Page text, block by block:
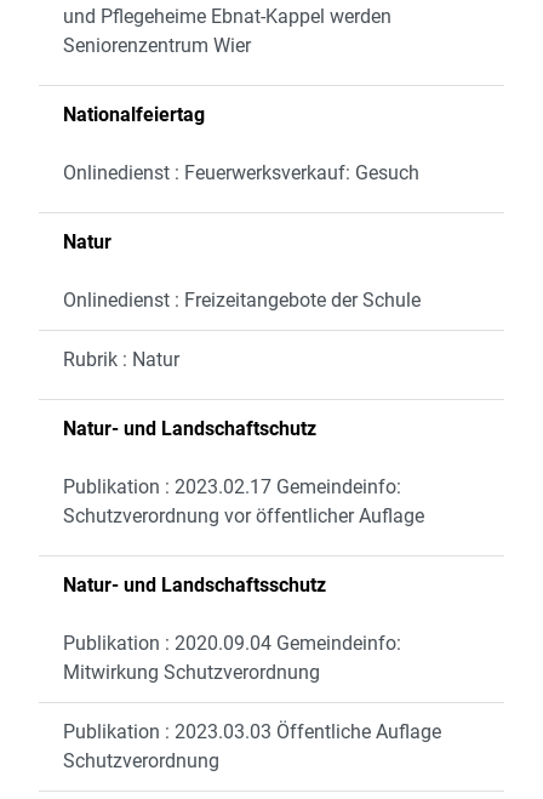
und Pflegeheime Ebnat-Kappel werden
Seniorenzentrum Wier
Nationalfeiertag
Onlinedienst : Feuerwerksverkauf: Gesuch
Natur
Onlinedienst : Freizeitangebote der Schule
Rubrik : Natur
Natur- und Landschaftschutz
Publikation : 2023.02.17 Gemeindeinfo:
Schutzverordnung vor öffentlicher Auflage
Natur- und Landschaftsschutz
Publikation : 2020.09.04 Gemeindeinfo:
Mitwirkung Schutzverordnung
Publikation : 2023.03.03 Öffentliche Auflage
Schutzverordnung